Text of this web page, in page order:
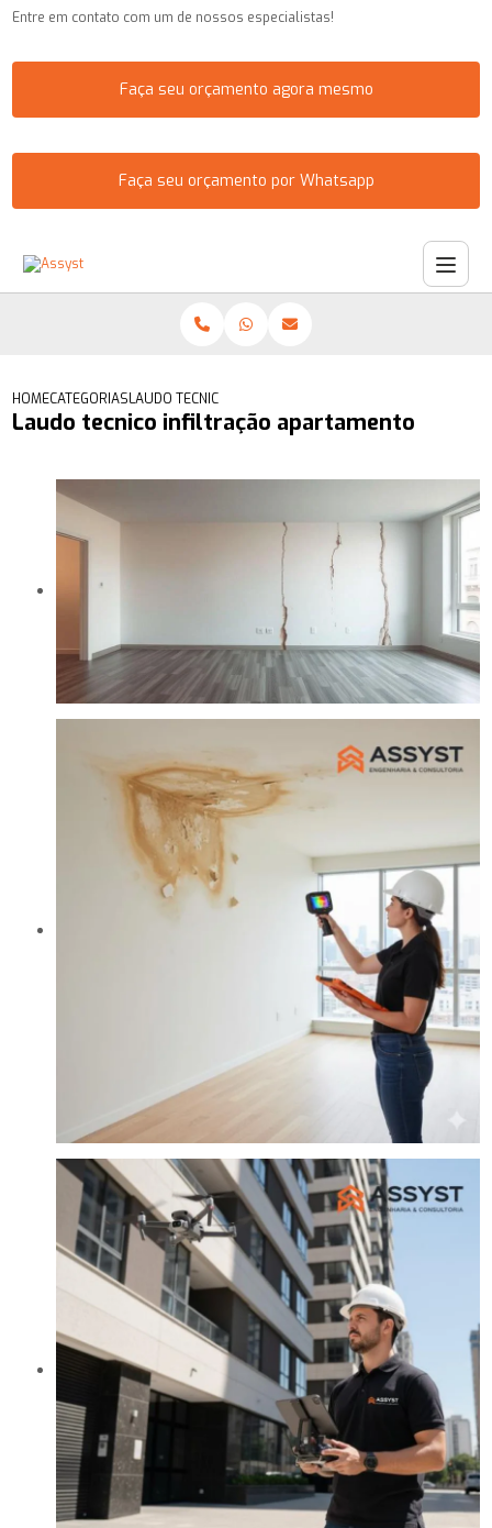
Entre em contato com um de nossos especialistas!
Faça seu orçamento agora mesmo
Faça seu orçamento por Whatsapp
HOMECATEGORIASLAUDO TECNICO INFILTRAÇÃO APARTAMENTO
Laudo tecnico infiltração apartamento